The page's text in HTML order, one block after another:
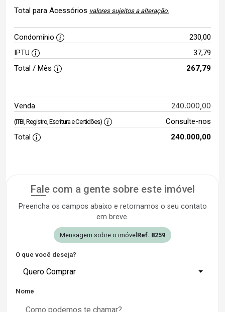
Total para Acessórios valores sujeitos a alteração.
Condomínio
230,00
IPTU
37,79
Total / Mês
267,79
Venda 240.000,00
(ITBI, Registro, Escritura e Certidões)
Consulte-nos
Total
240.000,00
Fale com a gente sobre este imóvel
Preencha os campos abaixo e retornamos o seu contato
em breve.
Mensagem sobre o imóvel Ref. 8259
O que você deseja?
Quero Comprar
Nome